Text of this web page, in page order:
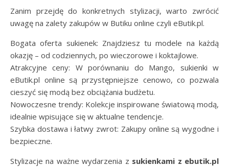
Zanim przejdę do konkretnych stylizacji, warto zwrócić
uwagę na zalety zakupów w Butiku online czyli eButik.pl.
Bogata oferta sukienek: Znajdziesz tu modele na każdą
okazję – od codziennych, po wieczorowe i koktajlowe.
Atrakcyjne ceny: W porównaniu do Mango, sukienki w
eButik.pl online są przystępniejsze cenowo, co pozwala
cieszyć się modą bez obciążania budżetu.
Nowoczesne trendy: Kolekcje inspirowane światową modą,
idealnie wpisujące się w aktualne tendencje.
Szybka dostawa i łatwy zwrot: Zakupy online są wygodne i
bezpieczne.
Stylizacje na ważne wydarzenia z sukienkami z ebutik.pl